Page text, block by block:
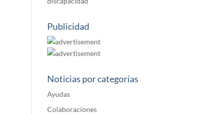
Publicidad
Noticias por categorías
Ayudas
Colaboraciones